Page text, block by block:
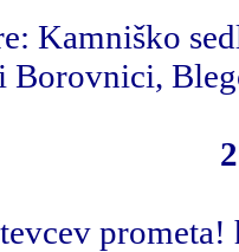
Kamniško
Borovnici,